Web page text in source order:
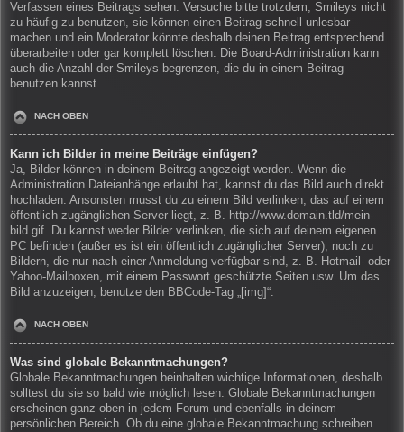
Verfassen eines Beitrags sehen. Versuche bitte trotzdem, Smileys nicht
zu häufig zu benutzen, sie können einen Beitrag schnell unlesbar
machen und ein Moderator könnte deshalb deinen Beitrag entsprechend
überarbeiten oder gar komplett löschen. Die Board-Administration kann
auch die Anzahl der Smileys begrenzen, die du in einem Beitrag
benutzen kannst.
NACH OBEN
Kann ich Bilder in meine Beiträge einfügen?
Ja, Bilder können in deinem Beitrag angezeigt werden. Wenn die
Administration Dateianhänge erlaubt hat, kannst du das Bild auch direkt
hochladen. Ansonsten musst du zu einem Bild verlinken, das auf einem
öffentlich zugänglichen Server liegt, z. B. http://www.domain.tld/mein-
bild.gif. Du kannst weder Bilder verlinken, die sich auf deinem eigenen
PC befinden (außer es ist ein öffentlich zugänglicher Server), noch zu
Bildern, die nur nach einer Anmeldung verfügbar sind, z. B. Hotmail- oder
Yahoo-Mailboxen, mit einem Passwort geschützte Seiten usw. Um das
Bild anzuzeigen, benutze den BBCode-Tag „[img]“.
NACH OBEN
Was sind globale Bekanntmachungen?
Globale Bekanntmachungen beinhalten wichtige Informationen, deshalb
solltest du sie so bald wie möglich lesen. Globale Bekanntmachungen
erscheinen ganz oben in jedem Forum und ebenfalls in deinem
persönlichen Bereich. Ob du eine globale Bekanntmachung schreiben